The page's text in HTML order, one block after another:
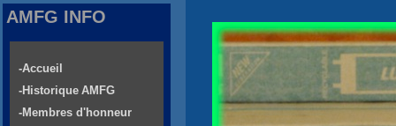
AMFG INFO
-Accueil
-Historique AMFG
-Membres d'honneur